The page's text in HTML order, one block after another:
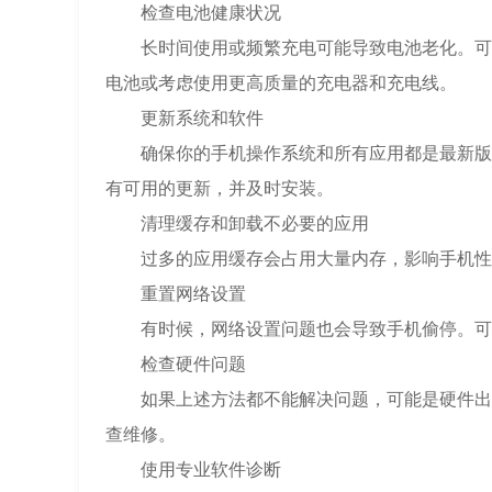
检查电池健康状况
长时间使用或频繁充电可能导致电池老化。可
电池或考虑使用更高质量的充电器和充电线。
更新系统和软件
确保你的手机操作系统和所有应用都是最新版
有可用的更新，并及时安装。
清理缓存和卸载不必要的应用
过多的应用缓存会占用大量内存，影响手机性
重置网络设置
有时候，网络设置问题也会导致手机偷停。可
检查硬件问题
如果上述方法都不能解决问题，可能是硬件出
查维修。
使用专业软件诊断